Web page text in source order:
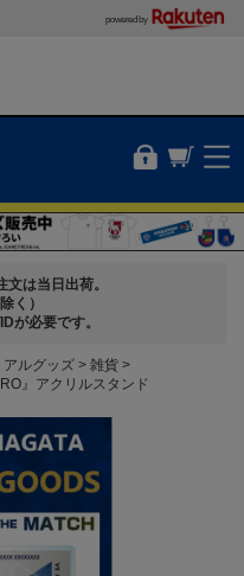
powered by
は当日出荷。
く）
が必要です。
アルグッズ
雑貨
』アクリルスタンド